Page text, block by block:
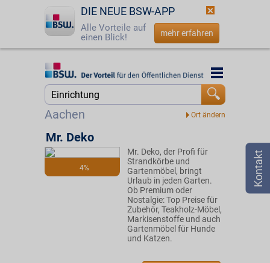
DIE NEUE BSW-APP
Alle Vorteile auf
einen Blick!
mehr erfahren
Startseite
Jetzt BSW-Mitglied werden
☎ 0800 - 279 25 82
Aachen
Startseite
4%
Mr. Deko
Mr. Deko, der Profi für
Strandkörbe und
Gartenmöbel, bringt
Urlaub in jeden Garten.
Ob Premium oder
Nostalgie: Top Preise für
Zubehör, Teakholz-Möbel,
Markisenstoffe und auch
Gartenmöbel für Hunde
und Katzen.